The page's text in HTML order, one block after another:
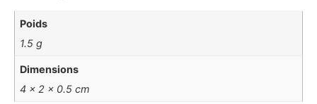
Poids
1.5 g
Dimensions
4 × 2 × 0.5 cm